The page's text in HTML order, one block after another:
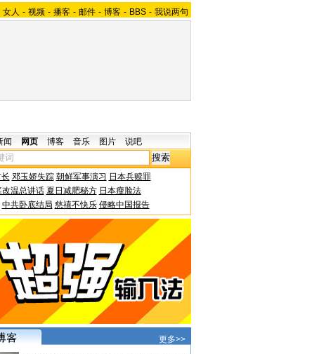
女人 - 视频 - 播客 - 邮件 - 博客 - BBS - 我说两句
闻 网页 博客 音乐 图片 说吧
邓玉娇失踪 朝鲜军事演习 日本兵赎罪
改温总讲话 夏日减肥秘方 日本瘦脸法
中共卧底结局 慈禧不快乐 侵略中国报告
更多>>